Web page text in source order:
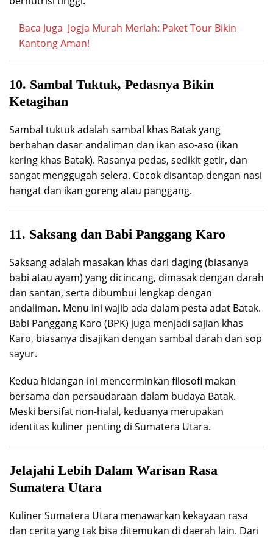
Baca Juga Jogja Murah Meriah: Paket Tour Bikin
Kantong Aman!
10. Sambal Tuktuk, Pedasnya Bikin
Ketagihan
Sambal tuktuk adalah sambal khas Batak yang
berbahan dasar andaliman dan ikan aso-aso (ikan
kering khas Batak). Rasanya pedas, sedikit getir, dan
sangat menggugah selera. Cocok disantap dengan nasi
hangat dan ikan goreng atau panggang.
11. Saksang dan Babi Panggang Karo
Saksang adalah masakan khas dari daging (biasanya
babi atau ayam) yang dicincang, dimasak dengan darah
dan santan, serta dibumbui lengkap dengan
andaliman. Menu ini wajib ada dalam pesta adat Batak.
Babi Panggang Karo (BPK) juga menjadi sajian khas
Karo, biasanya disajikan dengan sambal darah dan sop
sayur.
Kedua hidangan ini mencerminkan filosofi makan
bersama dan persaudaraan dalam budaya Batak.
Meski bersifat non-halal, keduanya merupakan
identitas kuliner penting di Sumatera Utara.
Jelajahi Lebih Dalam Warisan Rasa
Sumatera Utara
Kuliner Sumatera Utara menawarkan kekayaan rasa
dan cerita yang tak bisa ditemukan di daerah lain. Dari